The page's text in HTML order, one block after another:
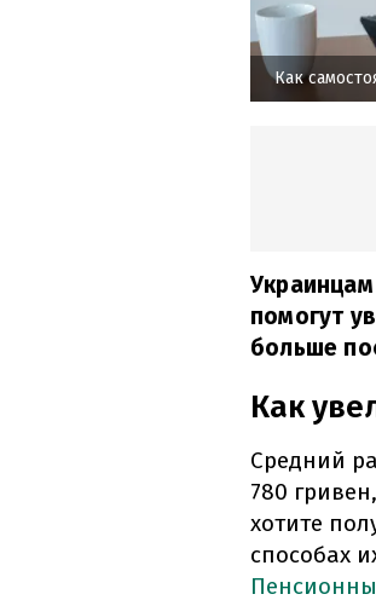
Как
помогут
больше
Как
Средний
780
хотите
способах